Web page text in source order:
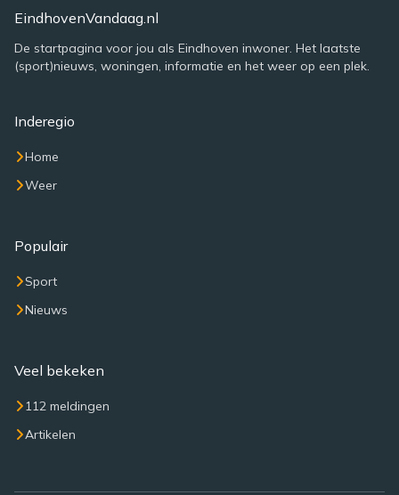
EindhovenVandaag.nl
De startpagina voor jou als Eindhoven inwoner. Het laatste
(sport)nieuws, woningen, informatie en het weer op een plek.
Inderegio
Home
Weer
Populair
Sport
Nieuws
Veel bekeken
112 meldingen
Artikelen